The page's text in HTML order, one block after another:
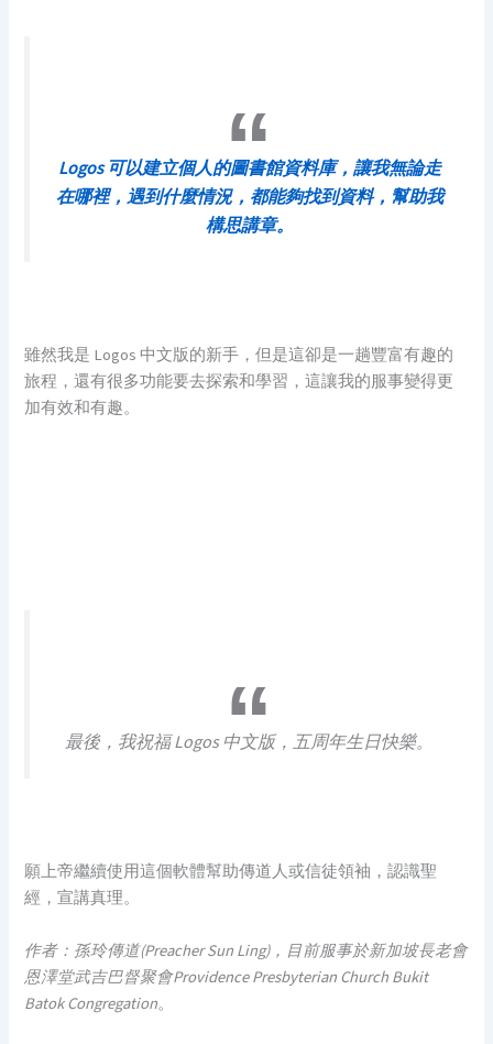
Logos 可以建立個人的圖書館資料庫，讓我無論走
在哪裡，遇到什麼情況，都能夠找到資料，幫助我
構思講章。
雖然我是 Logos 中文版的新手，但是這卻是一趟豐富有趣的
旅程，還有很多功能要去探索和學習，這讓我的服事變得更
加有效和有趣。
最後，我祝福 Logos 中文版，五周年生日快樂。
願上帝繼續使用這個軟體幫助傳道人或信徒領袖，認識聖
經，宣講真理。
作者：孫玲傳道(Preacher Sun Ling)，目前服事於新加坡長老會
恩澤堂武吉巴督聚會Providence Presbyterian Church Bukit
Batok Congregation。